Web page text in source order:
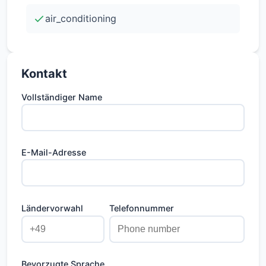
Familien gleichermaßen. - Apartment Floor:
Energieleistungskategorie: Energie-Effizienz:
(A)
air_conditioning
Kontakt
Vollständiger Name
E-Mail-Adresse
Ländervorwahl Telefonnummer